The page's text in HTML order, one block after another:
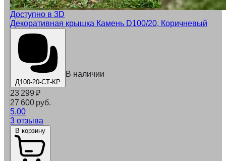
Доступно в 3D
Декоративная крышка Камень D100/20, Коричневый
Д100-20-СТ-КР
В наличии
23 299 ₽
27 600 руб.
5.00
3 отзыва